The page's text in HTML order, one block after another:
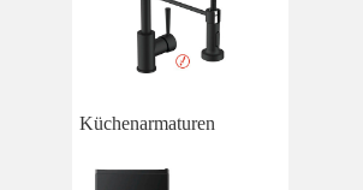
Küchenarmaturen